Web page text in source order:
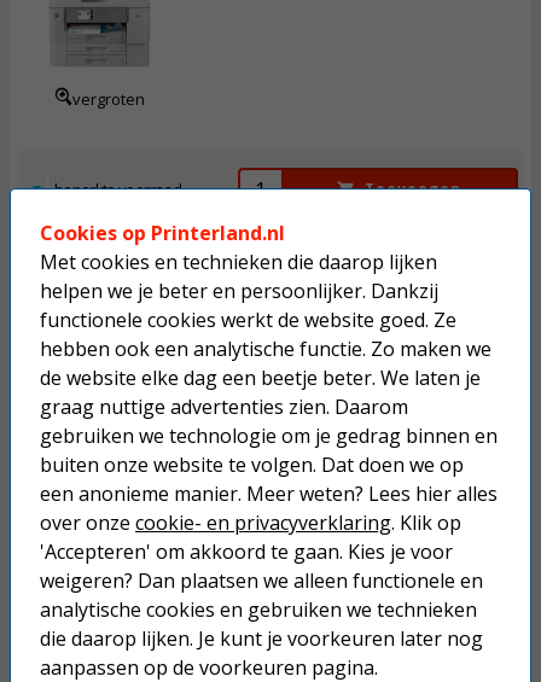
vergroten
beperkte voorraad Toevoegen
Brother MFC-J5345DW A3 inkjetprinter
Dit product mag maximaal 1 keer besteld worden.
vergroten
261,50
Incl. BTW
direct leverbaar Toevoegen
Cookies op Printerland.nl
Met cookies en technieken die daarop lijken
helpen we je beter en persoonlijker. Dankzij
functionele cookies werkt de website goed. Ze
hebben ook een analytische functie. Zo maken we
de website elke dag een beetje beter. We laten je
graag nuttige advertenties zien. Daarom
gebruiken we technologie om je gedrag binnen en
buiten onze website te volgen. Dat doen we op
een anonieme manier. Meer weten? Lees hier alles
over onze cookie- en privacyverklaring. Klik op
'Accepteren' om akkoord te gaan. Kies je voor
weigeren? Dan plaatsen we alleen functionele en
analytische cookies en gebruiken we technieken
die daarop lijken. Je kunt je voorkeuren later nog
aanpassen op de voorkeuren pagina.